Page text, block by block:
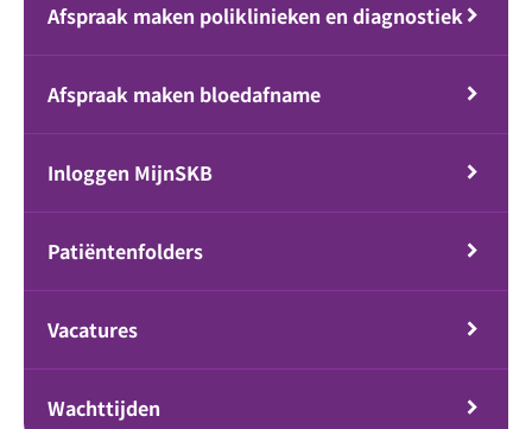
Afspraak maken poliklinieken en diagnostiek
Afspraak maken bloedafname
Inloggen MijnSKB
Patiëntenfolders
Vacatures
Wachttijden